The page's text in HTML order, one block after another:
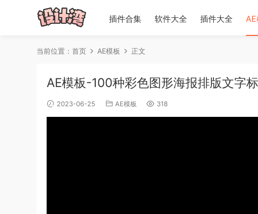
插件合集 软件大全 插件大全 AE
当前位置： 首页 AE模板 正文
AE模板-100种彩色图形海报排版文字
2023-06-25 AE模板 318